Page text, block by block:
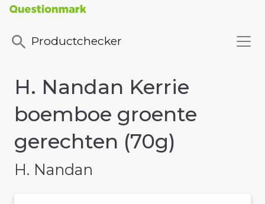
Productchecker
H. Nandan Kerrie
boemboe groente
gerechten (70g)
H. Nandan